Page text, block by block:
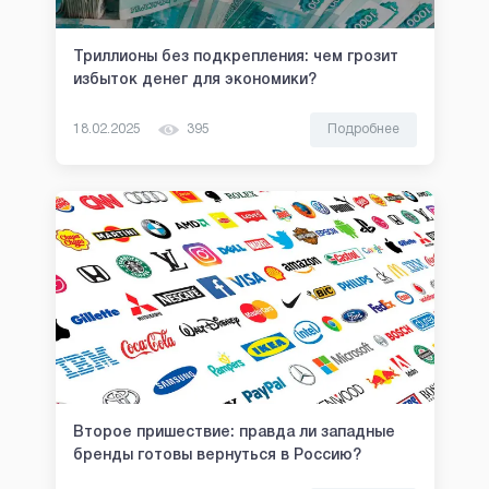
Триллионы без подкрепления: чем грозит
избыток денег для экономики?
18.02.2025 395 Подробнее
Второе пришествие: правда ли западные
бренды готовы вернуться в Россию?